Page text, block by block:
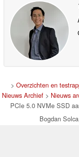
> Overzichten en
Nieuws Archief > Nieuws
PCIe 5.0 NVMe SSD
Bogdan